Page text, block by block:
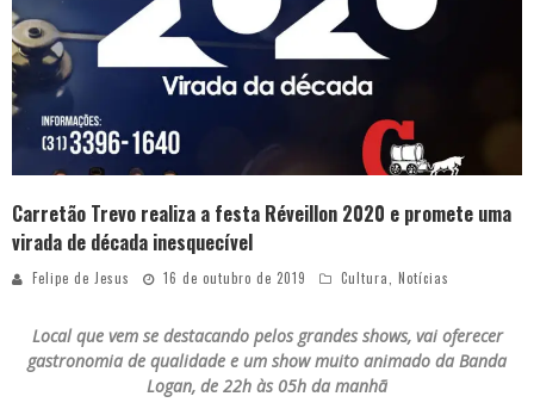
Carretão Trevo realiza a festa Réveillon 2020 e promete uma
virada de década inesquecível
Felipe de Jesus 16 de outubro de 2019 Cultura, Notícias
Local que vem se destacando pelos grandes shows, vai oferecer
gastronomia de qualidade e um show muito animado da Banda
Logan, de 22h às 05h da manhã